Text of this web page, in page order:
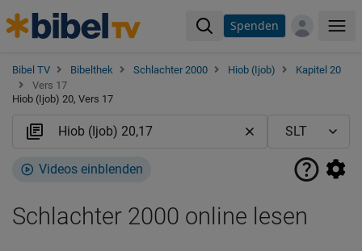
Spenden
Bibel TV Bibelthek Schlachter 2000 Hiob (Ijob)
Kapitel 20
Vers 17
Hiob (Ijob) 20, Vers 17
Videos einblenden
Schlachter 2000 online lesen